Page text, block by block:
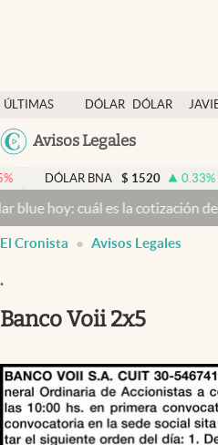
ÚLTIMAS
NOTICIAS
DÓLAR
DÓLAR
Avisos Legales
Dólar
Members
Economía y Política
Finanzas y Mercados
Mercados Online
Columnistas
Apertura
Infotechnology
BNA $ 1520 0.33%
es la cotización del miércoles
El Cronista Avisos Legales
.
Banco Voii 2x5